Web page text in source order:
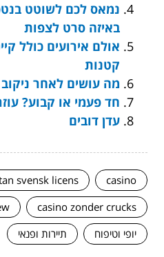
נמאס לכם לשוטט
באיזה סרט לצפות
קטנות
מה עושים לאחר ניקוב
חד פעמי או קבוע?
עדן דובים
casino
svensk licens
casino zonder crucks
יופי וטיפוח
תיירות ופנאי